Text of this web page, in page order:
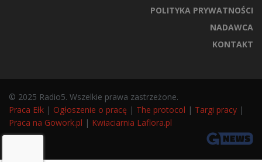
POLITYKA PRYWATNOŚCI
NADAWCA
KONTAKT
© 2025 Radio5. Wszelkie prawa zastrzeżone.
Praca Ełk | Ogłoszenie o pracę | The protocol | Targi pracy |
Praca na Gowork.pl | Kwiaciarnia Laflora.pl